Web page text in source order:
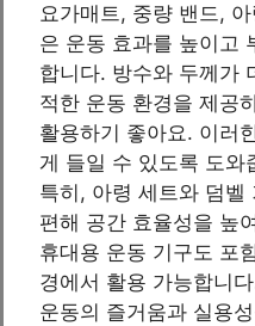
요가매트, 중량 밴드,
은 운동 효과를 높이고
합니다. 방수와 두께가
적한 운동 환경을 제공
활용하기 좋아요. 이러
게 들일 수 있도록 도와
특히, 아령 세트와 덤벨
편해 공간 효율성을 높
휴대용 운동 기구도 포
경에서 활용 가능합니
운동의 즐거움과 실용